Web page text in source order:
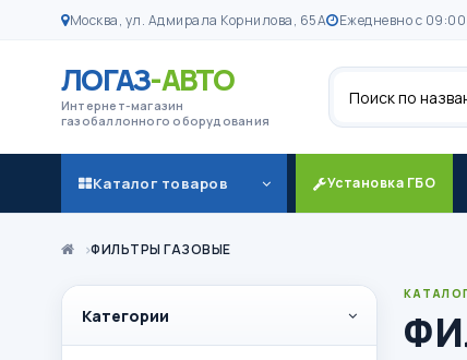
Москва, ул. Адмирала Корнилова, 65А Ежедневно с 09:00
ЛОГАЗ-АВТО
Интернет-магазин
газобаллонного оборудования
Каталог товаров Установка ГБО
ФИЛЬТРЫ ГАЗОВЫЕ
Категории